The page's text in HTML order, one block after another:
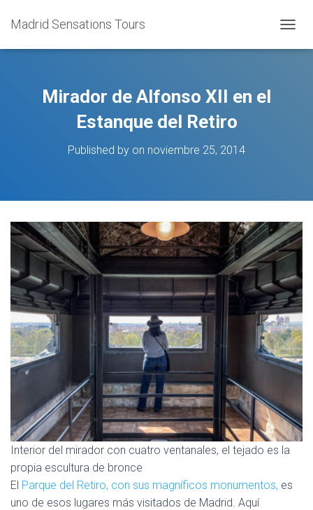
Madrid Sensations Tours
Mirador de Alfonso XII en el
Estanque del Retiro
Published by on noviembre 25, 2014
Interior del mirador con cuatro ventanales, el tejado es la
propia escultura de bronce
El Parque del Retiro, con sus magníficos monumentos, es
uno de esos lugares más visitados de Madrid. Aquí